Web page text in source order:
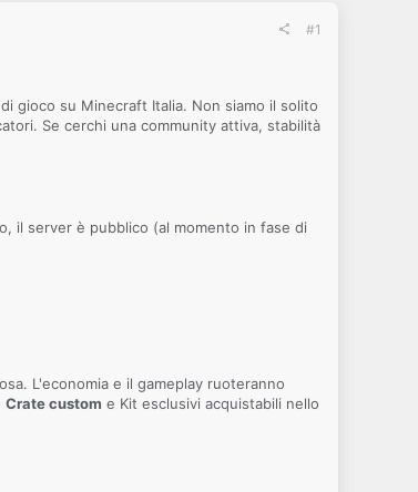
#1
gioco su Minecraft Italia. Non siamo il solito
Se cerchi una community attiva, stabilità
il server è pubblico (al momento in fase di
L'economia e il gameplay ruoteranno
Crate custom e Kit esclusivi acquistabili nello